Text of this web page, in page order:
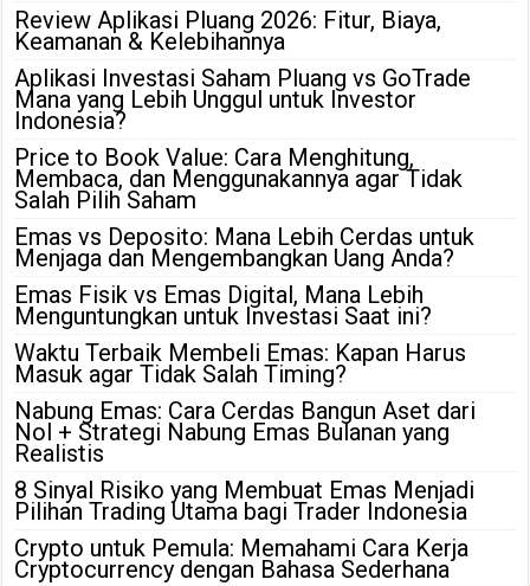
Review Aplikasi Pluang 2026: Fitur, Biaya,
Keamanan & Kelebihannya
Aplikasi Investasi Saham Pluang vs GoTrade
Mana yang Lebih Unggul untuk Investor
Indonesia?
Price to Book Value: Cara Menghitung,
Membaca, dan Menggunakannya agar Tidak
Salah Pilih Saham
Emas vs Deposito: Mana Lebih Cerdas untuk
Menjaga dan Mengembangkan Uang Anda?
Emas Fisik vs Emas Digital, Mana Lebih
Menguntungkan untuk Investasi Saat ini?
Waktu Terbaik Membeli Emas: Kapan Harus
Masuk agar Tidak Salah Timing?
Nabung Emas: Cara Cerdas Bangun Aset dari
Nol + Strategi Nabung Emas Bulanan yang
Realistis
8 Sinyal Risiko yang Membuat Emas Menjadi
Pilihan Trading Utama bagi Trader Indonesia
Crypto untuk Pemula: Memahami Cara Kerja
Cryptocurrency dengan Bahasa Sederhana